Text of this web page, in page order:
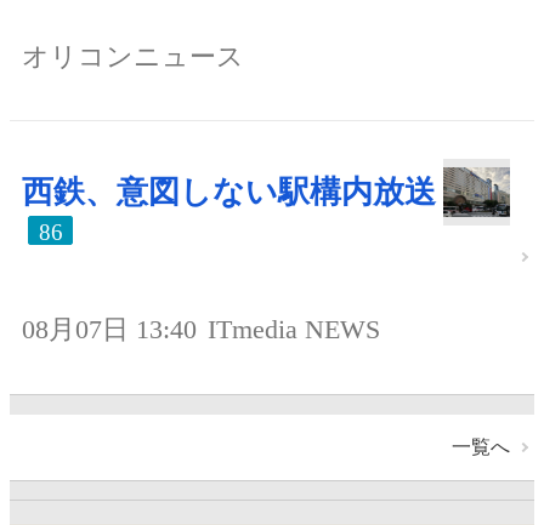
オリコンニュース
西鉄、意図しない駅構内放送
86
08月07日 13:40 ITmedia NEWS
一覧へ